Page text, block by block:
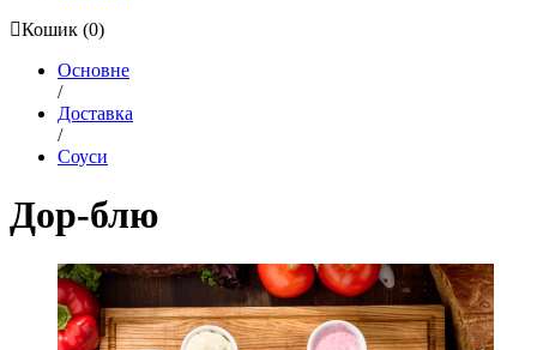
Кошик (0)
Основне
/
Доставка
/
Соуси
Дор-блю